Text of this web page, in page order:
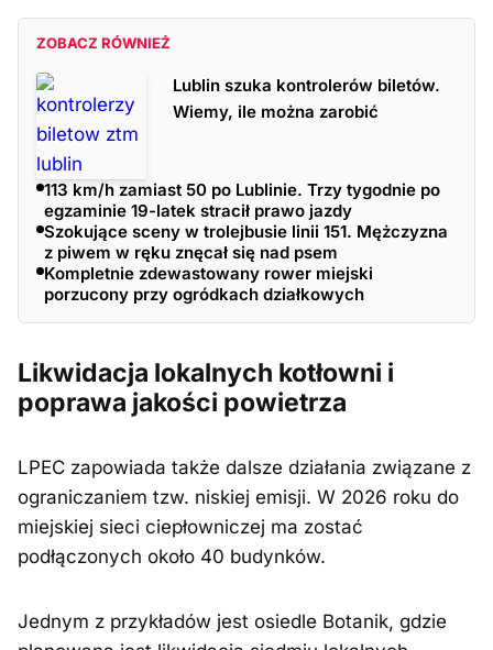
ZOBACZ RÓWNIEŻ
Lublin szuka kontrolerów biletów.
Wiemy, ile można zarobić
113 km/h zamiast 50 po Lublinie. Trzy tygodnie po
egzaminie 19-latek stracił prawo jazdy
Szokujące sceny w trolejbusie linii 151. Mężczyzna
z piwem w ręku znęcał się nad psem
Kompletnie zdewastowany rower miejski
porzucony przy ogródkach działkowych
Likwidacja lokalnych kotłowni i
poprawa jakości powietrza
LPEC zapowiada także dalsze działania związane z
ograniczaniem tzw. niskiej emisji. W 2026 roku do
miejskiej sieci ciepłowniczej ma zostać
podłączonych około 40 budynków.
Jednym z przykładów jest osiedle Botanik, gdzie